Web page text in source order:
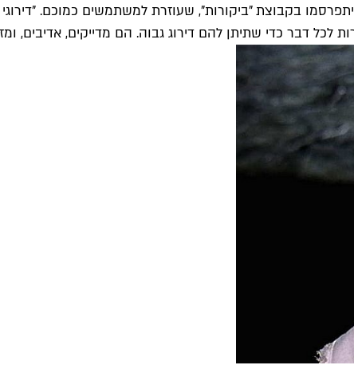
בקבוצת "ביקורות", שעוזרת למשתמשים כמוכם.